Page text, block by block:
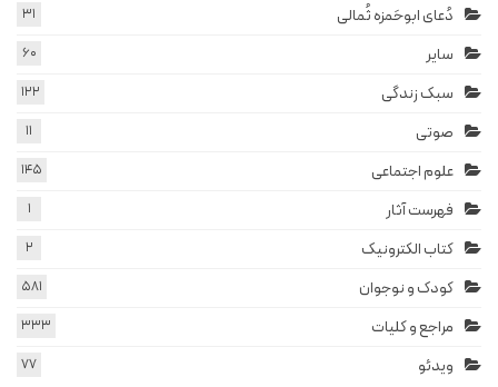
دُعای ابوحَمزه ثُمالی 31
سایر 60
سبک زندگی 122
صوتی 11
علوم اجتماعی 145
فهرست آثار 1
کتاب الکترونیک 2
کودک و نوجوان 581
مراجع و کلیات 333
ویدئو 77